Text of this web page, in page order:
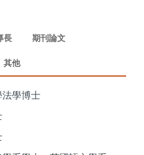
長 期刊論文
其他
法學博士